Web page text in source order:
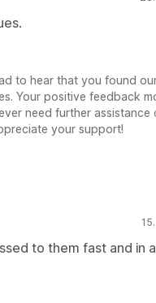
to hear that you found
Your positive feedback
need further assistance
your support!
to them fast and in a